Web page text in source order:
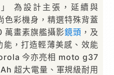
為設計主張，延續與
色彩機身，精選特殊背蓋
畫素旗艦攝影鏡頭 ，及
能，打造輕薄美感、效能
今亦亮相 moto g37
超大電量、軍規級耐用